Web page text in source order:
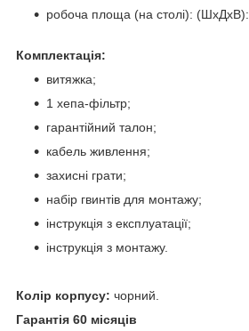
робоча площа (на столі):
Комплектація:
витяжка;
1 хепа-фільтр;
гарантійний талон;
кабель живлення;
захисні грати;
набір гвинтів для монтажу;
інструкція з експлуатації;
інструкція з монтажу.
Колір корпусу: чорний.
Гарантія 60 місяців